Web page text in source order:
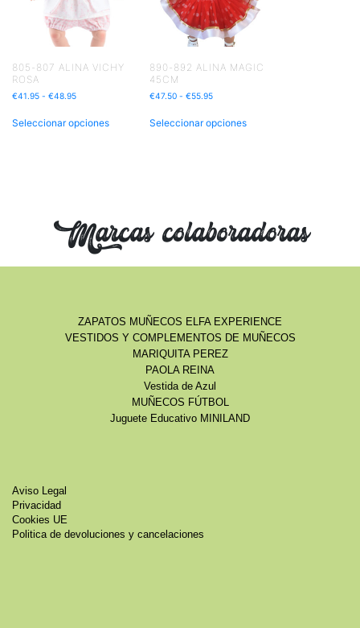
805-807 ALINA VICHY
ROSA
€41.95 - €48.95
Seleccionar opciones
890-892 ALINA MAGIC
45CM
€47.50 - €55.95
Seleccionar opciones
Marcas colaboradoras
ZAPATOS MUÑECOS ELFA EXPERIENCE
VESTIDOS Y COMPLEMENTOS DE MUÑECOS
MARIQUITA PEREZ
PAOLA REINA
Vestida de Azul
MUÑECOS FÚTBOL
Juguete Educativo MINILAND
Aviso Legal
Privacidad
Cookies UE
Politica de devoluciones y cancelaciones